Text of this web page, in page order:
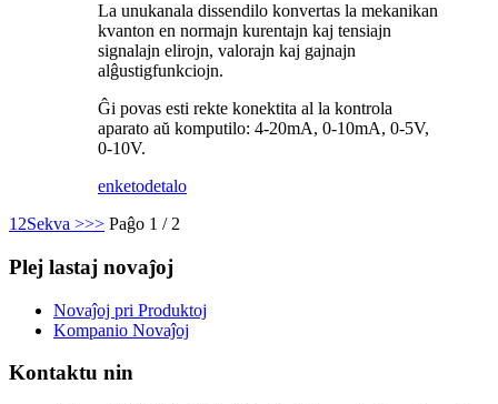
La unukanala dissendilo konvertas la mekanikan
kvanton en normajn kurentajn kaj tensiajn
signalajn elirojn, valorajn kaj gajnajn
alĝustigfunkciojn.
Ĝi povas esti rekte konektita al la kontrola
aparato aŭ komputilo: 4-20mA, 0-10mA, 0-5V,
0-10V.
enketodetalo
1 2Sekva >>> Paĝo 1 / 2
Plej lastaj novaĵoj
Novaĵoj pri Produktoj
Kompanio Novaĵoj
Kontaktu nin